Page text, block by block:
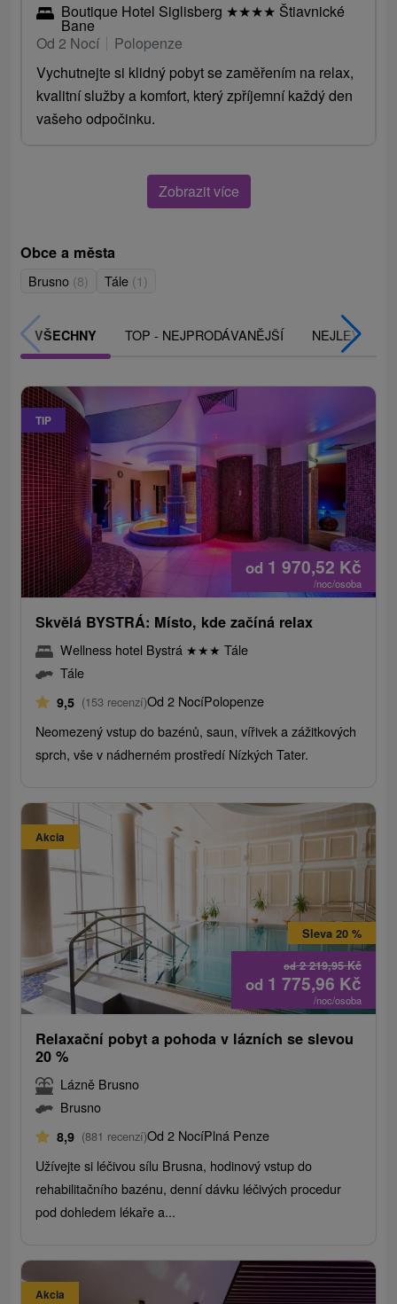
Boutique Hotel Siglisberg ★★★★ Štiavnické
Bane
Od 2 Nocí
Polopenze
Vychutnejte si klidný pobyt se zaměřením na relax,
kvalitní služby a komfort, který zpříjemní každý den
vašeho odpočinku.
Zobrazit více
Obce a města
Brusno (8) Tále (1)
VŠECHNY TOP - NEJPRODÁVANĚJŠÍ NEJLEVNĚJŠÍ
TIP
od 1 970,52 Kč
/noc/osoba
Skvělá BYSTRÁ: Místo, kde začíná relax
Wellness hotel Bystrá ★★★ Tále
Tále
9,5 (153 recenzí)Od 2 NocíPolopenze
Neomezený vstup do bazénů, saun, vířivek a zážitkových
sprch, vše v nádherném prostředí Nízkých Tater.
Akcia
od2 219,95Kč
Sleva 20 %
od 1 775,96 Kč
/noc/osoba
Relaxační pobyt a pohoda v lázních se slevou
20 %
Lázně Brusno
Brusno
8,9 (881 recenzí)Od 2 NocíPlná Penze
Užívejte si léčivou sílu Brusna, hodinový vstup do
rehabilitačního bazénu, denní dávku léčivých procedur
pod dohledem lékaře a...
Akcia